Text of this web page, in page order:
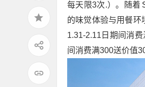
每天限3次.）。随着
的味觉体验与用餐环
1.31-2.11日期间消
间消费满300送价值